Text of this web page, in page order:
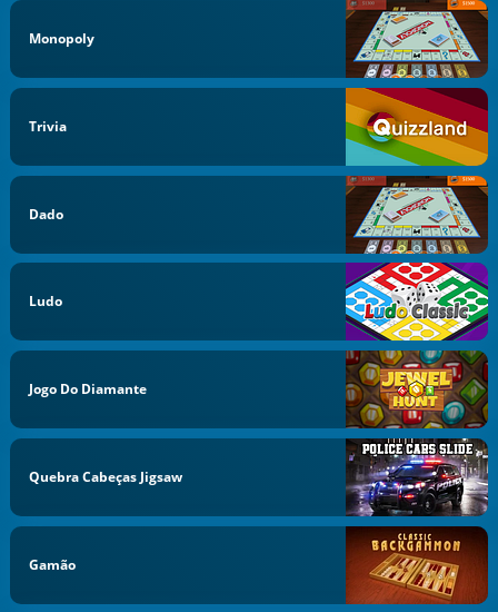
Monopoly
Trivia
Dado
Ludo
Jogo Do Diamante
Quebra Cabeças Jigsaw
Gamão